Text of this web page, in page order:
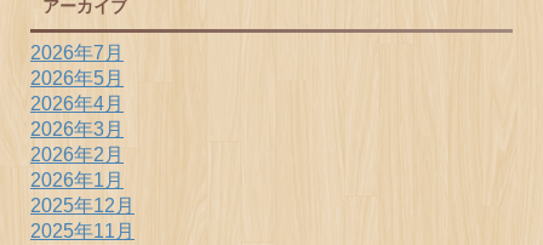
アーカイブ
2026年7月
2026年5月
2026年4月
2026年3月
2026年2月
2026年1月
2025年12月
2025年11月